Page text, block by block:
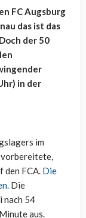
FC Augsburg
das ist das
der 50
in der
im
den FCA. Die
Die
nach 54
aus.